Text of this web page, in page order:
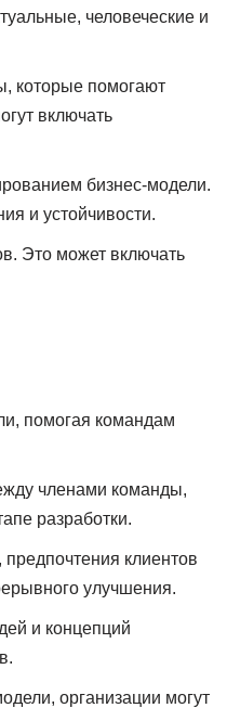
человеческие и
которые помогают
включать
бизнес-модели.
и устойчивости.
Это может включать
помогая командам
членами команды,
разработки.
клиентов
улучшения.
и концепций
организации могут